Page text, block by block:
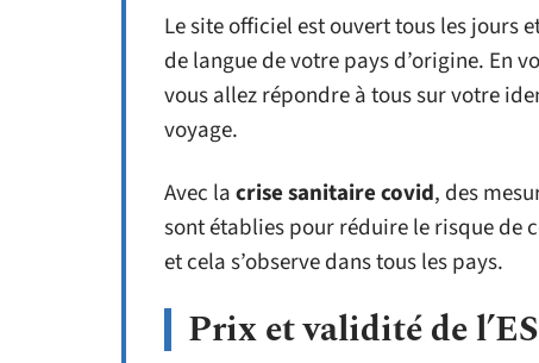
Le site officiel est ouvert tous les jours
de langue de votre pays d’origine. En
vous allez répondre à tous sur votre
voyage.
Avec lacrise sanitaire covid, des
sont établies pour réduire le risque de
et cela s’observe dans tous les pays.
Prix et validité de